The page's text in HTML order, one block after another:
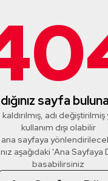
sayfa
kaldırılmış, adı
kullanım dışı olabilir
ana sayfaya
aşağıdaki 'Ana Sayfaya
basabilirsiniz